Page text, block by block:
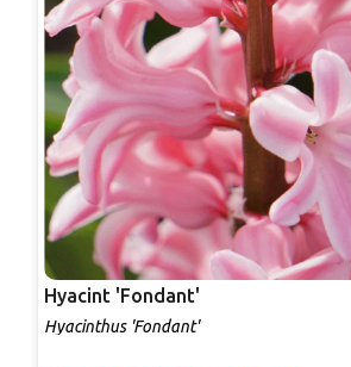
Hyacint 'Fondant'
Hyacinthus 'Fondant'